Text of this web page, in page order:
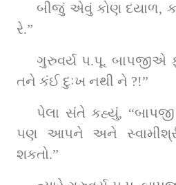
બીજું એવું કોણ દયાળ,
રે.”
ગુરુવર્ય પ.પૂ. બાપજીએ
તને કંઈ દુઃખ નથી ને ?!”
પેલા સંતે કહ્યું,
પણ આપને અને
શકતો.”